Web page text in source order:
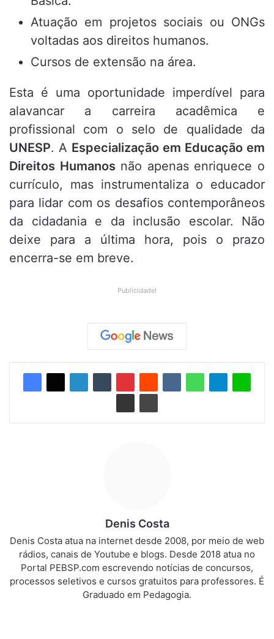
Atuação em projetos sociais ou ONGs
voltadas aos direitos humanos.
Cursos de extensão na área.
Esta é uma oportunidade imperdível para
alavancar a carreira acadêmica e
profissional com o selo de qualidade da
UNESP. A Especialização em Educação em
Direitos Humanos não apenas enriquece o
currículo, mas instrumentaliza o educador
para lidar com os desafios contemporâneos
da cidadania e da inclusão escolar. Não
deixe para a última hora, pois o prazo
encerra-se em breve.
Publicidade!
Denis Costa
Denis Costa atua na internet desde 2008, por meio de web
rádios, canais de Youtube e blogs. Desde 2018 atua no
Portal PEBSP.com escrevendo notícias de concursos,
processos seletivos e cursos gratuitos para professores. É
Graduado em Pedagogia.